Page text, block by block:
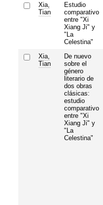
Xia,
Tian
Estudio
comparativo
entre "Xi
Xiang Ji" y
"La
Celestina"
Xia,
Tian
De nuevo
sobre el
género
literario de
dos obras
clásicas:
estudio
comparativo
entre "Xi
Xiang Ji" y
"La
Celestina"